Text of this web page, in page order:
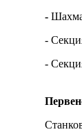
-
-
-